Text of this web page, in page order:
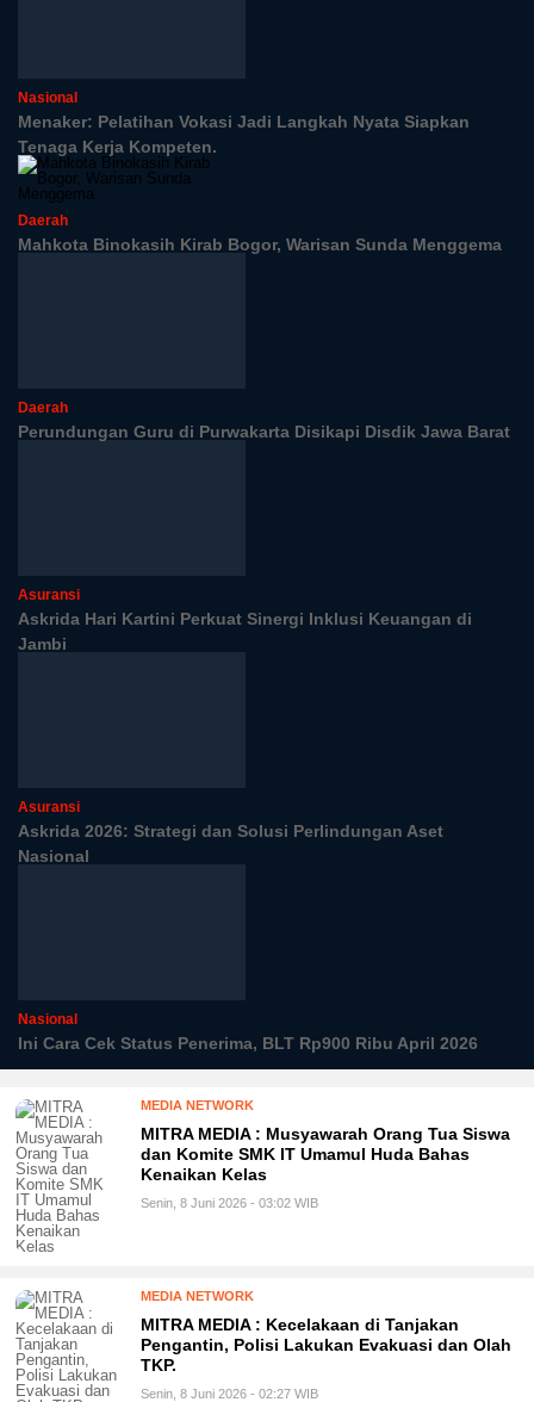
Nasional
Menaker: Pelatihan Vokasi Jadi Langkah Nyata Siapkan
Tenaga Kerja Kompeten.
Daerah
Mahkota Binokasih Kirab Bogor, Warisan Sunda Menggema
Daerah
Perundungan Guru di Purwakarta Disikapi Disdik Jawa Barat
Asuransi
Askrida Hari Kartini Perkuat Sinergi Inklusi Keuangan di
Jambi
Asuransi
Askrida 2026: Strategi dan Solusi Perlindungan Aset
Nasional
Nasional
Ini Cara Cek Status Penerima, BLT Rp900 Ribu April 2026
MEDIA NETWORK
MITRA MEDIA : Musyawarah Orang Tua Siswa
dan Komite SMK IT Umamul Huda Bahas
Kenaikan Kelas
Senin, 8 Juni 2026 - 03:02 WIB
MEDIA NETWORK
MITRA MEDIA : Kecelakaan di Tanjakan
Pengantin, Polisi Lakukan Evakuasi dan Olah
TKP.
Senin, 8 Juni 2026 - 02:27 WIB